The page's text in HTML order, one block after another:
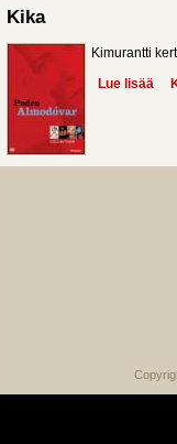
Kika
Kimurantti
Lue lisää